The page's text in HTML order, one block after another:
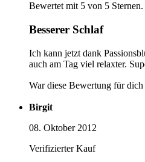
Bewertet mit 5 von 5 Sternen.
Besserer Schlaf
Ich kann jetzt dank
auch am Tag viel relaxter.
War diese Bewertung für
Birgit
08. Oktober 2012
Verifizierter Kauf